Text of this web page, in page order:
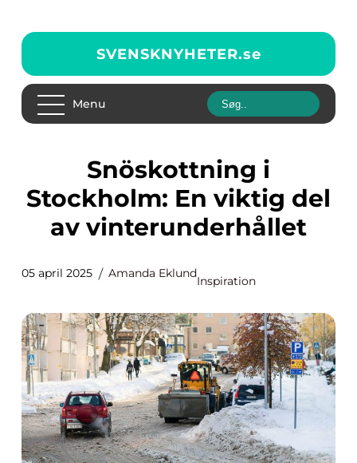
SVENSKNYHETER.se
Menu
Snöskottning i
Stockholm: En viktig del
av vinterunderhållet
05 april 2025 Amanda Eklund
Inspiration